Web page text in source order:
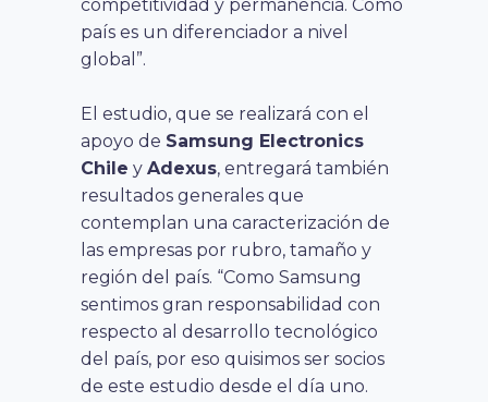
competitividad y permanencia. Como
país es un diferenciador a nivel
global”.
El estudio, que se realizará con el
apoyo de Samsung Electronics
Chile y Adexus, entregará también
resultados generales que
contemplan una caracterización de
las empresas por rubro, tamaño y
región del país. “Como Samsung
sentimos gran responsabilidad con
respecto al desarrollo tecnológico
del país, por eso quisimos ser socios
de este estudio desde el día uno.